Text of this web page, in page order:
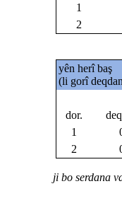
1
2
yên herî baş
(li gorî
dor.
1
2
ji bo serdana